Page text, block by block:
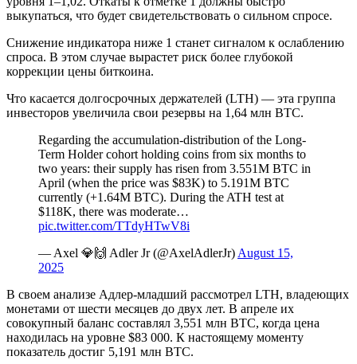
выкупаться, что будет свидетельствовать о сильном спросе.
Снижение индикатора ниже 1 станет сигналом к ослаблению
спроса. В этом случае вырастет риск более глубокой
коррекции цены биткоина.
Что касается долгосрочных держателей (LTH) — эта группа
инвесторов увеличила свои резервы на 1,64 млн BTC.
Regarding the accumulation-distribution of the Long-
Term Holder cohort holding coins from six months to
two years: their supply has risen from 3.551M BTC in
April (when the price was $83K) to 5.191M BTC
currently (+1.64M BTC). During the ATH test at
$118K, there was moderate…
pic.twitter.com/TTdyHTwV8i
— Axel 💎🙌 Adler Jr (@AxelAdlerJr) August 15,
2025
В своем анализе Адлер-младший рассмотрел LTH, владеющих
монетами от шести месяцев до двух лет. В апреле их
совокупный баланс составлял 3,551 млн BTC, когда цена
находилась на уровне $83 000. К настоящему моменту
показатель достиг 5,191 млн BTC.